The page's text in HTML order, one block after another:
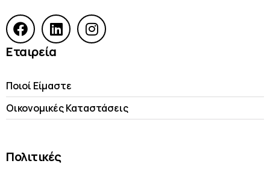
Εταιρεία
Ποιοί Είμαστε
Οικονομικές Kαταστάσεις
Πολιτικές